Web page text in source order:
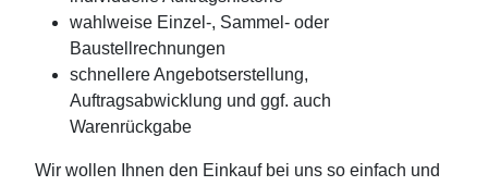
wahlweise Einzel-, Sammel- oder
Baustellrechnungen
schnellere Angebotserstellung,
Auftragsabwicklung und ggf. auch
Warenrückgabe
Wir wollen Ihnen den Einkauf bei uns so einfach und